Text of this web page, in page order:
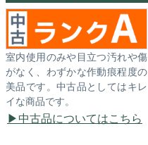
室内使用のみや目立つ汚れや傷
がなく、わずかな作動痕程度の
美品です。中古品としてはキレ
イな商品です。
中古品についてはこちら